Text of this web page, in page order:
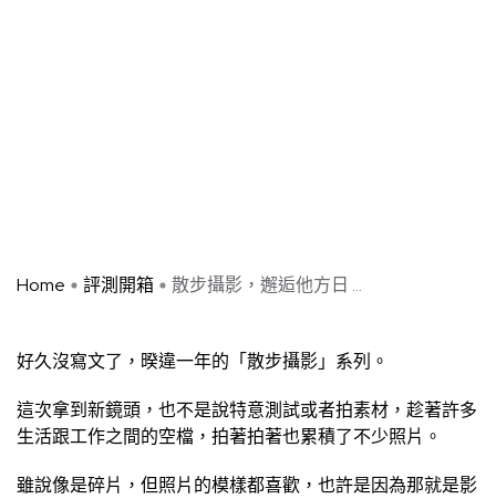
Home 評測開箱 散步攝影，邂逅他方日 ...
好久沒寫文了，暌違一年的「散步攝影」系列。
這次拿到新鏡頭，也不是說特意測試或者拍素材，趁著許多
生活跟工作之間的空檔，拍著拍著也累積了不少照片。
雖說像是碎片，但照片的模樣都喜歡，也許是因為那就是影